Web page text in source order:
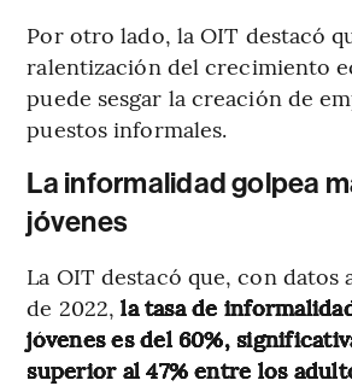
Por otro lado, la OIT destacó
ralentización del crecimiento
puede sesgar la creación de
puestos informales.
La informalidad golpea
jóvenes
La OIT destacó que, con datos
de 2022,la tasa de
jóvenes es del 60%,
superior al 47% entre los